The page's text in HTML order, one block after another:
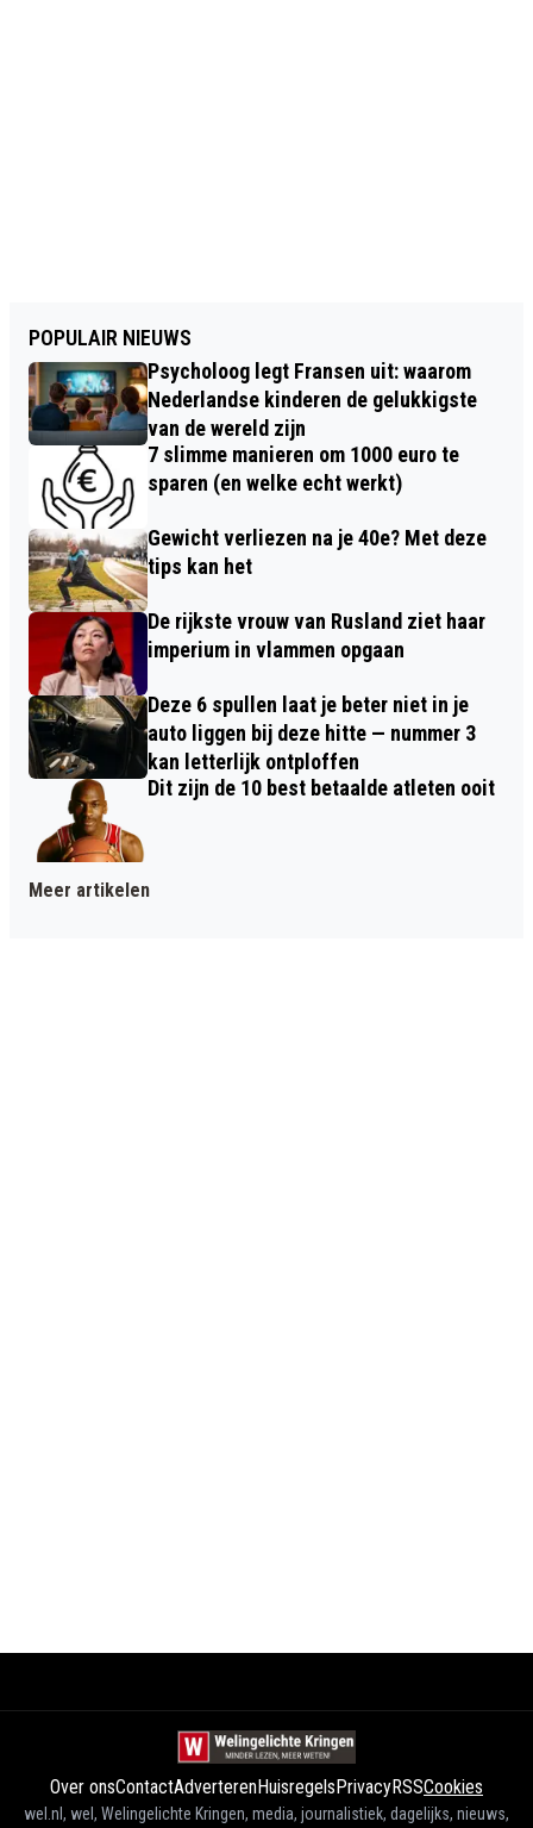
POPULAIR NIEUWS
Psycholoog legt Fransen uit: waarom
Nederlandse kinderen de gelukkigste
van de wereld zijn
7 slimme manieren om 1000 euro te
sparen (en welke echt werkt)
Gewicht verliezen na je 40e? Met deze
tips kan het
De rijkste vrouw van Rusland ziet haar
imperium in vlammen opgaan
Deze 6 spullen laat je beter niet in je
auto liggen bij deze hitte — nummer 3
kan letterlijk ontploffen
Dit zijn de 10 best betaalde atleten ooit
Meer artikelen
Over onsContactAdverterenHuisregelsPrivacyRSSCookies
wel.nl, wel, Welingelichte Kringen, media, journalistiek, dagelijks, nieuws,